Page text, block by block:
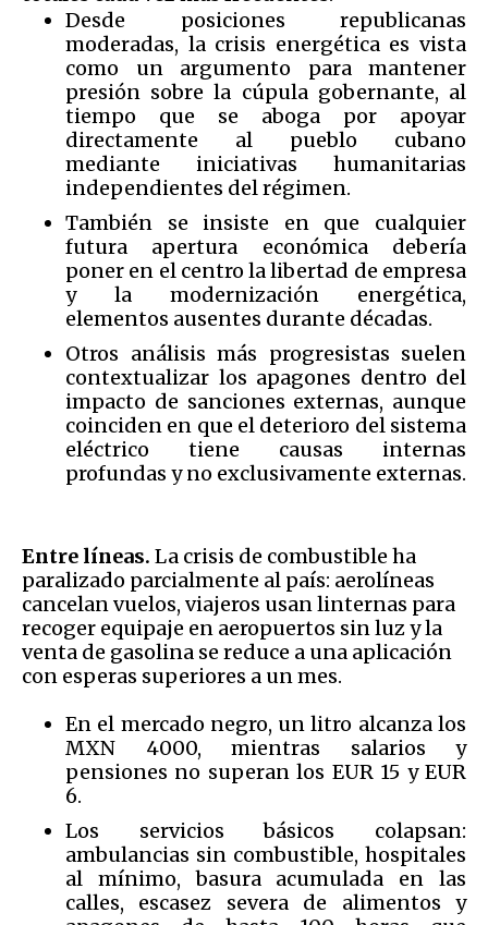
Desde posiciones republicanas
moderadas, la crisis energética es vista
como un argumento para mantener
presión sobre la cúpula gobernante, al
tiempo que se aboga por apoyar
directamente al pueblo cubano
mediante iniciativas humanitarias
independientes del régimen.
También se insiste en que cualquier
futura apertura económica debería
poner en el centro la libertad de empresa
y la modernización energética,
elementos ausentes durante décadas.
Otros análisis más progresistas suelen
contextualizar los apagones dentro del
impacto de sanciones externas, aunque
coinciden en que el deterioro del sistema
eléctrico tiene causas internas
profundas y no exclusivamente externas.
Entre líneas. La crisis de combustible ha
paralizado parcialmente al país: aerolíneas
cancelan vuelos, viajeros usan linternas para
recoger equipaje en aeropuertos sin luz y la
venta de gasolina se reduce a una aplicación
con esperas superiores a un mes.
En el mercado negro, un litro alcanza los
MXN 4000, mientras salarios y
pensiones no superan los EUR 15 y EUR
6.
Los servicios básicos colapsan:
ambulancias sin combustible, hospitales
al mínimo, basura acumulada en las
calles, escasez severa de alimentos y